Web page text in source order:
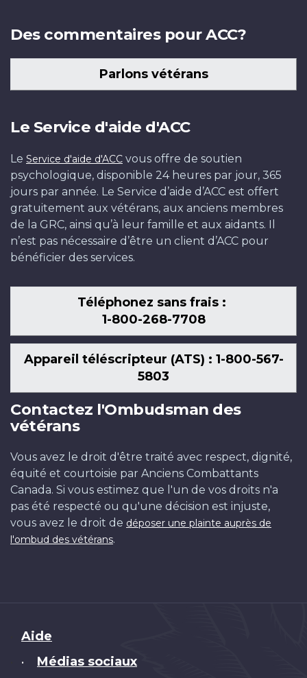
Des commentaires pour ACC?
Parlons vétérans
Le Service d'aide d'ACC
Le Service d'aide d'ACC vous offre de soutien
psychologique, disponible 24 heures par jour, 365
jours par année. Le Service d’aide d’ACC est offert
gratuitement aux vétérans, aux anciens membres
de la GRC, ainsi qu’à leur famille et aux aidants. Il
n’est pas nécessaire d’être un client d’ACC pour
bénéficier des services.
Téléphonez sans frais :
1-800-268-7708
Appareil téléscripteur (ATS) : 1-800-567-
5803
Contactez l'Ombudsman des
vétérans
Vous avez le droit d'être traité avec respect, dignité,
équité et courtoisie par Anciens Combattants
Canada. Si vous estimez que l'un de vos droits n'a
pas été respecté ou qu'une décision est injuste,
vous avez le droit de déposer une plainte auprès de
l'ombud des vétérans.
Brand
Aide
• Médias sociaux